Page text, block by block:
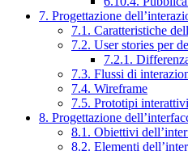
7. Progettazione
7.1. Caratteristiche
7.2. User stories per
7.2.1.
7.3. Flussi di
7.4. Wireframe
7.5. Prototipi interattivi
8. Progettazione
8.1. Obiettivi
8.2. Elementi